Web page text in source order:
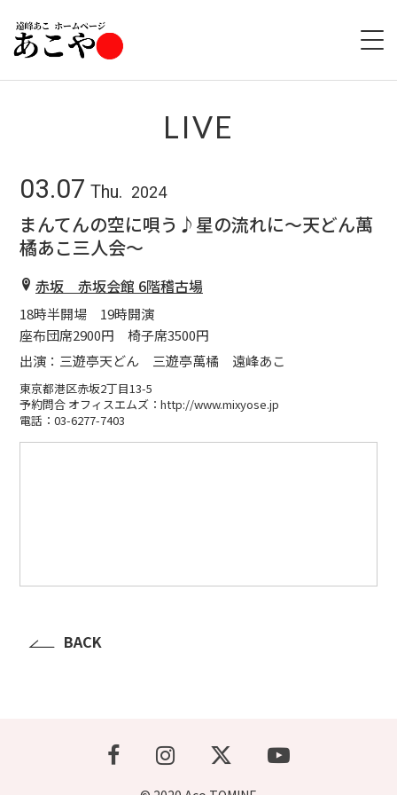
DISCOGRAPHY
LIVE
03.07 Thu. 2024
まんてんの空に唄う♪星の流れに～天どん萬
橘あこ三人会～
赤坂 赤坂会館 6階稽古場
18時半開場 19時開演
座布団席2900円 椅子席3500円
出演：三遊亭天どん 三遊亭萬橘 遠峰あこ
東京都港区赤坂2丁目13-5
予約問合 オフィスエムズ：http://www.mixyose.jp
電話：03-6277-7403
BACK